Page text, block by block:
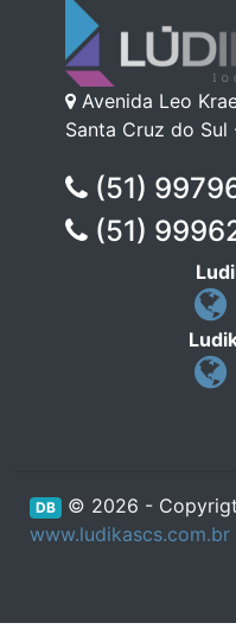
Avenida Leo
Santa Cruz do Sul
(51)
(51)
DB © 2026 -
www.ludikascs.com.br